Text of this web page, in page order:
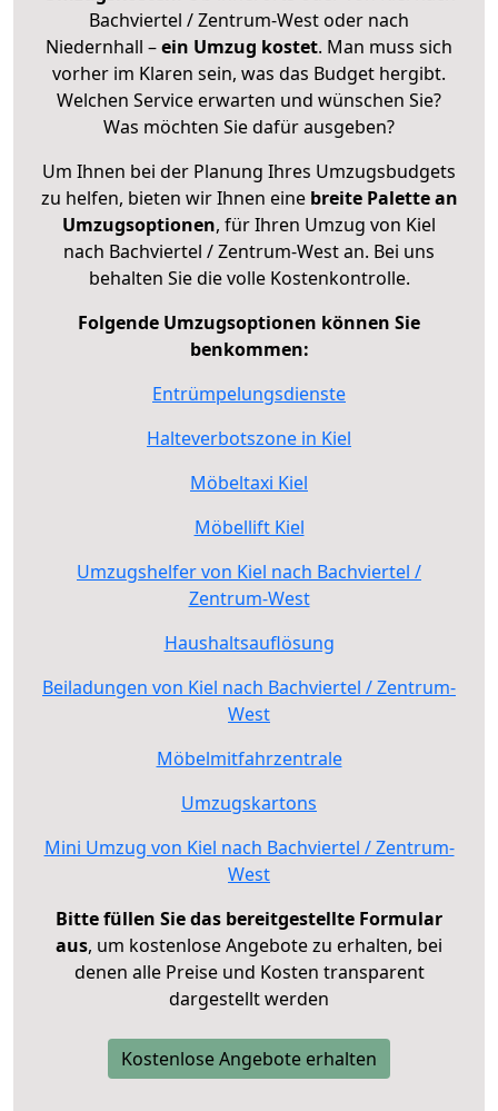
Bachviertel / Zentrum-West oder nach
Niedernhall –ein Umzug kostet. Man muss sich
vorher im Klaren sein, was das Budget hergibt.
Welchen Service erwarten und wünschen Sie?
Was möchten Sie dafür ausgeben?
Um Ihnen bei der Planung Ihres Umzugsbudgets
zu helfen, bieten wir Ihnen eine breite Palette an
Umzugsoptionen, für Ihren Umzug von Kiel
nach Bachviertel / Zentrum-West an. Bei uns
behalten Sie die volle Kostenkontrolle.
Folgende Umzugsoptionen können Sie
benkommen:
Entrümpelungsdienste
Halteverbotszone in Kiel
Möbeltaxi Kiel
Möbellift Kiel
Umzugshelfer von Kiel nach Bachviertel /
Zentrum-West
Haushaltsauflösung
Beiladungen von Kiel nach Bachviertel / Zentrum-
West
Möbelmitfahrzentrale
Umzugskartons
Mini Umzug von Kiel nach Bachviertel / Zentrum-
West
Bitte füllen Sie das bereitgestellte Formular
aus, um kostenlose Angebote zu erhalten, bei
denen alle Preise und Kosten transparent
dargestellt werden
Kostenlose Angebote erhalten